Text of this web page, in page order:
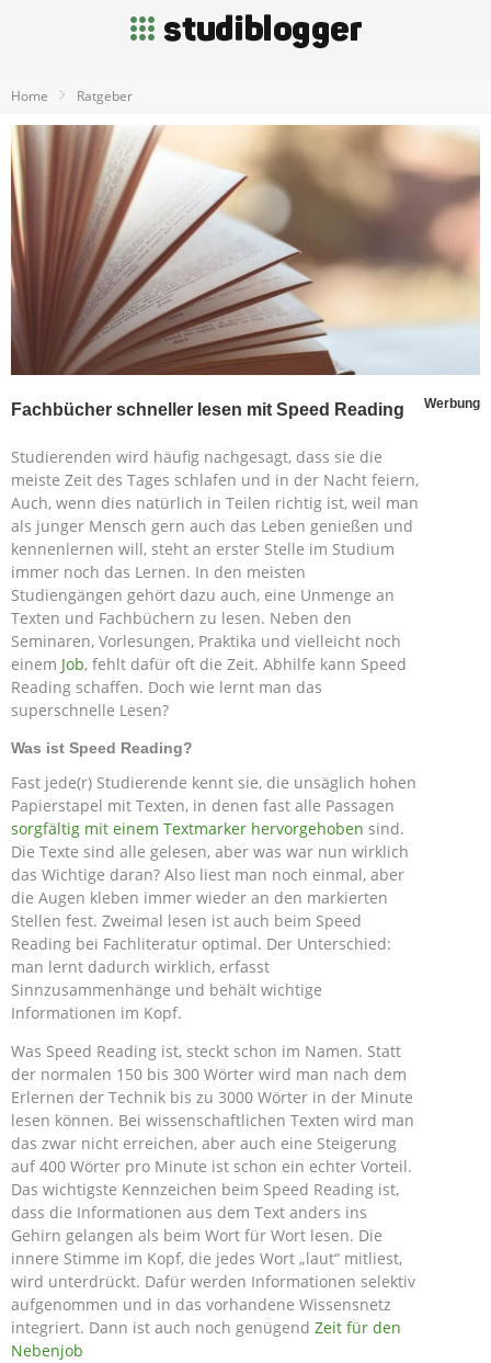
Home Ratgeber
Fachbücher schneller lesen mit Speed Reading Werbung
Studierenden wird häufig nachgesagt, dass sie die
meiste Zeit des Tages schlafen und in der Nacht feiern,
Auch, wenn dies natürlich in Teilen richtig ist, weil man
als junger Mensch gern auch das Leben genießen und
kennenlernen will, steht an erster Stelle im Studium
immer noch das Lernen. In den meisten
Studiengängen gehört dazu auch, eine Unmenge an
Texten und Fachbüchern zu lesen. Neben den
Seminaren, Vorlesungen, Praktika und vielleicht noch
einem Job, fehlt dafür oft die Zeit. Abhilfe kann Speed
Reading schaffen. Doch wie lernt man das
superschnelle Lesen?
Was ist Speed Reading?
Fast jede(r) Studierende kennt sie, die unsäglich hohen
Papierstapel mit Texten, in denen fast alle Passagen
sorgfältig mit einem Textmarker hervorgehoben sind.
Die Texte sind alle gelesen, aber was war nun wirklich
das Wichtige daran? Also liest man noch einmal, aber
die Augen kleben immer wieder an den markierten
Stellen fest. Zweimal lesen ist auch beim Speed
Reading bei Fachliteratur optimal. Der Unterschied:
man lernt dadurch wirklich, erfasst
Sinnzusammenhänge und behält wichtige
Informationen im Kopf.
Was Speed Reading ist, steckt schon im Namen. Statt
der normalen 150 bis 300 Wörter wird man nach dem
Erlernen der Technik bis zu 3000 Wörter in der Minute
lesen können. Bei wissenschaftlichen Texten wird man
das zwar nicht erreichen, aber auch eine Steigerung
auf 400 Wörter pro Minute ist schon ein echter Vorteil.
Das wichtigste Kennzeichen beim Speed Reading ist,
dass die Informationen aus dem Text anders ins
Gehirn gelangen als beim Wort für Wort lesen. Die
innere Stimme im Kopf, die jedes Wort „laut“ mitliest,
wird unterdrückt. Dafür werden Informationen selektiv
aufgenommen und in das vorhandene Wissensnetz
integriert. Dann ist auch noch genügend Zeit für den
Nebenjob